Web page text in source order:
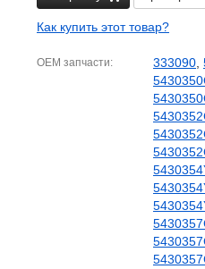
Как купить этот товар?
OEM запчасти 333090